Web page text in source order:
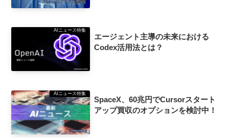
AIニュース特集
エージェント主導の未来における
Codex活用法とは？
AIニュース特集
SpaceX、60兆円でCursorスタート
アップ買収のオプションを検討中！